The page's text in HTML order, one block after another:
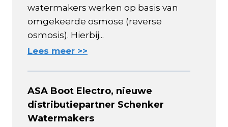
watermakers werken op basis van
omgekeerde osmose (reverse
osmosis). Hierbij...
Lees meer >>
ASA Boot Electro, nieuwe
distributiepartner Schenker
Watermakers